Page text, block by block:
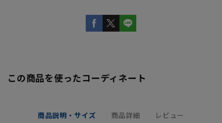
この商品を使ったコーディネート
商品説明・サイズ 商品詳細 レビュー